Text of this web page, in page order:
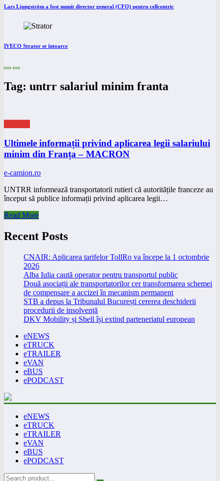
Lars Ljungström a fost numit director general (CFO) pentru cellcentric
IVECO Strator se întoarce
Tag: untrr salariul minim franta
Ultimele informații privind aplicarea legii salariului
minim din Franța – MACRON
e-camion.ro
UNTRR informează transportatorii rutieri că autoritățile franceze au
început să publice informații privind aplicarea legii…
Read More
Recent Posts
CNAIR: Aplicarea tarifelor TollRo va începe la 1 octombrie
2026
Alba Iulia caută operator pentru transportul public
Două asociații ale transportatorilor cer transformarea schemei
de compensare a accizei în mecanism permanent
STB a depus la Tribunalul București cererea deschiderii
procedurii de insolvență
DKV Mobility și Shell își extind parteneriatul european
eNEWS
eTRUCK
eTRAILER
eVAN
eBUS
ePODCAST
eNEWS
eTRUCK
eTRAILER
eVAN
eBUS
ePODCAST